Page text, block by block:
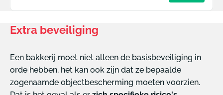
Extra beveiliging
Een bakkerij moet niet alleen de basisbeveiliging in
orde hebben, het kan ook zijn dat ze bepaalde
zogenaamde objectbescherming moeten voorzien.